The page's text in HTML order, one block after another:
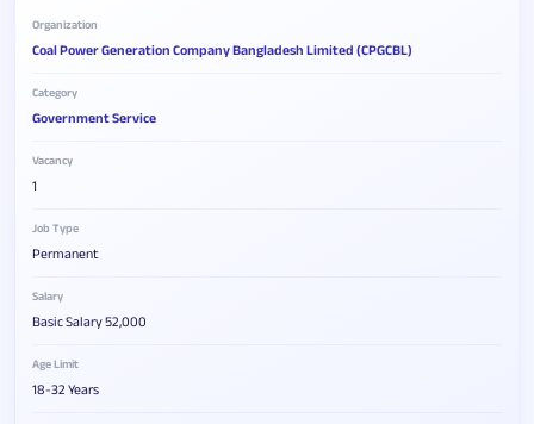
Organization
Coal Power Generation Company Bangladesh Limited (CPGCBL)
Category
Government Service
Vacancy
1
Job Type
Permanent
Salary
Basic Salary 52,000
Age Limit
18-32 Years